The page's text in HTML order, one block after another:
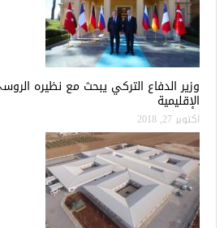
وزير الدفاع التركي يبحث مع نظيره
الإقليمية
أكتوبر 27, 2018